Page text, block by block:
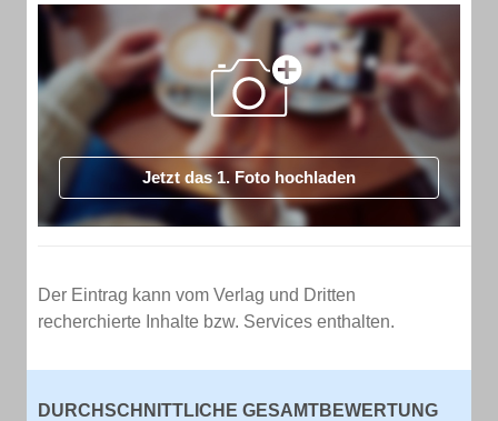
Jetzt das 1. Foto hochladen
Der Eintrag kann vom Verlag und Dritten
recherchierte Inhalte bzw. Services enthalten.
DURCHSCHNITTLICHE GESAMTBEWERTUNG